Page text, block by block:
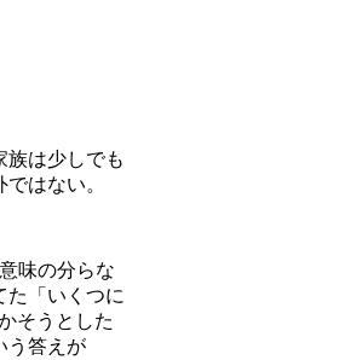
族は少しでも
はない。
味の分らな
た「いくつに
そうとした
う答えが